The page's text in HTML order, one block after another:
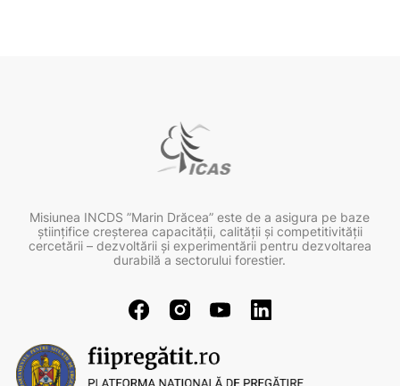
Misiunea INCDS ”Marin Drăcea” este de a asigura pe baze
ştiinţifice creşterea capacităţii, calităţii şi competitivităţii
cercetării – dezvoltării şi experimentării pentru dezvoltarea
durabilă a sectorului forestier.